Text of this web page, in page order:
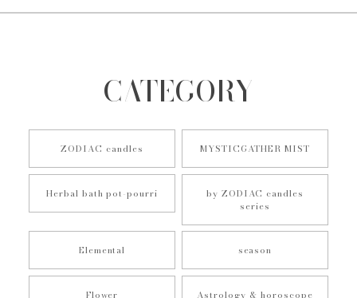
数年前にご注文いただいてから月日が経ち、改め
てご注文いただい、さまざまに感じていただけた
こと、とても嬉しく思います。引き続き楽しんで
ざいました。
2025/08/27
CATEGORY
ZODIAC candles MYSTICGATHER MIST
Herbal bath pot-pourri
by ZODIAC candles
series
Elemental season
Flower Astrology & horoscope